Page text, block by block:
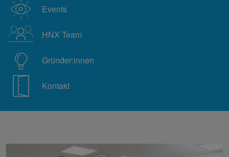
Events
HNX Team
Gründer:innen
Kontakt